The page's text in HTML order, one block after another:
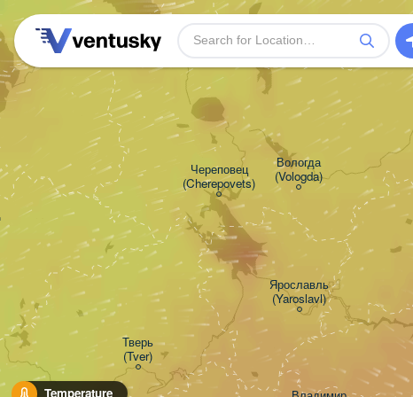
Temperature
Ярославль
(Yaroslavl)
Череповец
(Cherepovets)
Тверь
(Tver)
Вологда
(Vologda)